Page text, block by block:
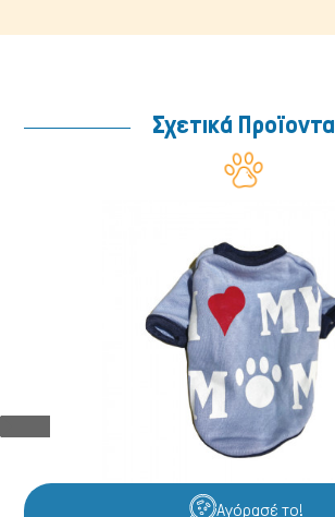
Σχετικά Προϊοντα
Αγόρασέ το!